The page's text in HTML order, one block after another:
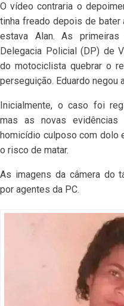
O vídeo contraria o
tinha freado depois de bater
estava Alan.As primeiras
Delegacia Policial (DP) de
do motociclista quebrar o
perseguição. Eduardo negou
Inicialmente, o caso foi
mas as novas evidências
homicídio culposo com dolo
o risco de matar.
As imagens da câmera do
por agentes da PC.